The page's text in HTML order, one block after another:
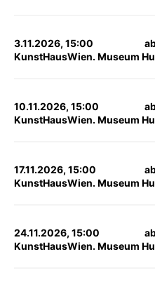
3.11.2026, 15:00
KunstHausWien. Museum
10.11.2026, 15:00
KunstHausWien. Museum
17.11.2026, 15:00
KunstHausWien. Museum
24.11.2026, 15:00
KunstHausWien. Museum